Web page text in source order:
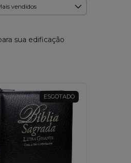
sua edificação
ESGOTADO